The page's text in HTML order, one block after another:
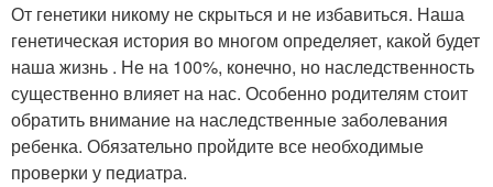
От генетики никому не скрыться и не избавиться. Наша
генетическая история во многом определяет, какой будет
наша жизнь . Не на 100%, конечно, но наследственность
существенно влияет на нас. Особенно родителям стоит
обратить внимание на наследственные заболевания
ребенка. Обязательно пройдите все необходимые
проверки у педиатра.